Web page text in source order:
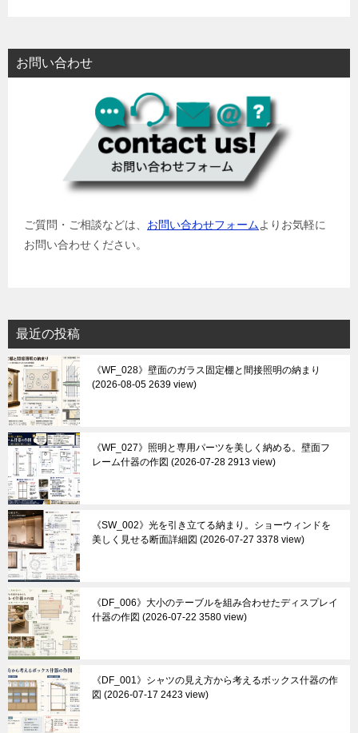
お問い合わせ
ご質問・ご相談などは、 お問い合わせフォームよりお気軽に
お問い合わせください。
最近の投稿
《WF_028》壁面のガラス固定棚と間接照明の納まり
2026-08-05 2639 view
《WF_027》照明と専用パーツを美しく納める。壁面フ
レーム什器の作図
2026-07-28 2913 view
《SW_002》光を引き立てる納まり。ショーウィンドを
美しく見せる断面詳細図
2026-07-27 3378 view
《DF_006》大小のテーブルを組み合わせたディスプレイ
什器の作図
2026-07-22 3580 view
《DF_001》シャツの見え方から考えるボックス什器の作
図
2026-07-17 2423 view